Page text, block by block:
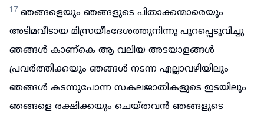
17 ഞങ്ങളെയും ഞങ്ങളുടെ പിതാക്കന്മാരെയും
അടിമവീടായ മിസ്രയീംദേശത്തുനിന്നു പുറപ്പെടുവിച്ചു
ഞങ്ങൾ കാണ്കെ ആ വലിയ അടയാളങ്ങൾ
പ്രവർത്തിക്കയും ഞങ്ങൾ നടന്ന എല്ലാവഴിയിലും
ഞങ്ങൾ കടന്നുപോന്ന സകലജാതികളുടെ ഇടയിലും
ഞങ്ങളെ രക്ഷിക്കയും ചെയ്തവൻ ഞങ്ങളുടെ